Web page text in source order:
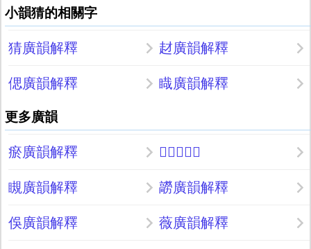
小韻猜的相關字
猜廣韻解釋 䞗廣韻解釋
偲廣韻解釋 睵廣韻解釋
更多廣韻
瘀廣韻解釋 𪒬廣韻解釋
瞡廣韻解釋 髝廣韻解釋
俁廣韻解釋 薇廣韻解釋